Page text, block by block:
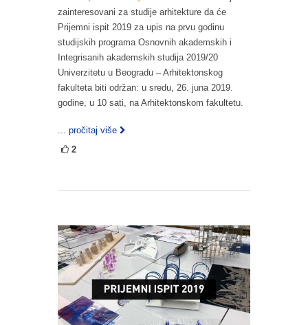
zainteresovani za studije arhitekture da će
Prijemni ispit 2019 za upis na prvu godinu
studijskih programa Osnovnih akademskih i
Integrisanih akademskih studija 2019/20
Univerzitetu u Beogradu – Arhitektonskog
fakulteta biti održan: u sredu, 26. juna 2019.
godine, u 10 sati, na Arhitektonskom fakultetu.
... pročitaj više
2